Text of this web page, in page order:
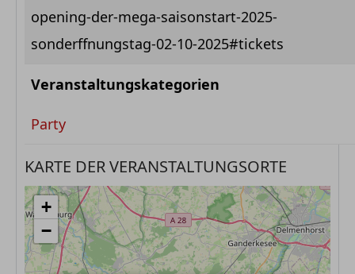
opening-der-mega-saisonstart-2025-
sonderffnungstag-02-10-2025#tickets
Veranstaltungskategorien
Party
KARTE DER VERANSTALTUNGSORTE
+
−